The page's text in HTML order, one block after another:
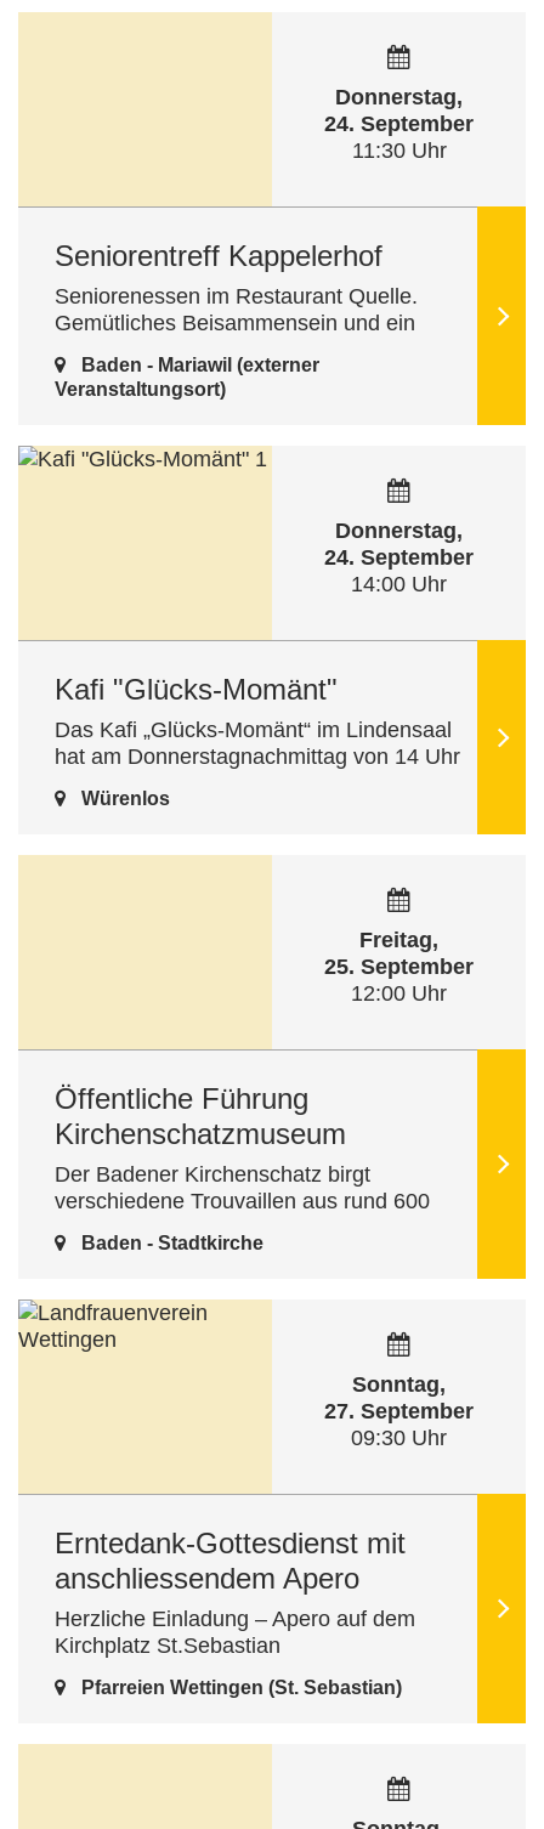
Seniorentreff Kappelerhof
Donnerstag,
24. September
11:30 Uhr
Baden - Mariawil (externer
Veranstaltungsort)
Seniorenessen im Restaurant Quelle.
Gemütliches Beisammensein und ein
feines Mittagessen. Anmeldung bitte direkt
im Restaurant unter Tel. 056 536 01 …
Kafi "Glücks-Momänt"
Donnerstag,
24. September
14:00 Uhr
Würenlos
Das Kafi „Glücks-Momänt“ im Lindensaal
hat am Donnerstagnachmittag von 14 Uhr
bis 17 Uhr geöffnet. Herzlich willkommen!
Öffentliche Führung
Kirchenschatzmuseum
Freitag,
25. September
12:00 Uhr
Baden - Stadtkirche
Der Badener Kirchenschatz birgt
verschiedene Trouvaillen aus rund 600
Jahren Kirchengeschichte: Zu den
kostbaren Exponaten gehören Vortrage-
Erntedank-Gottesdienst mit
anschliessendem Apero
Sonntag,
27. September
09:30 Uhr
Pfarreien Wettingen (St. Sebastian)
Herzliche Einladung – Apero auf dem
Kirchplatz St.Sebastian